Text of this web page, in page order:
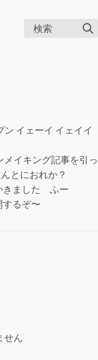
検索
ン イェーイ イェイイ
メイキング記事を引っ
とにおれか？
きました ふー
するぞ〜
せん